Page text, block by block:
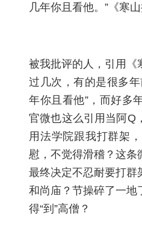
几年你且看他。”《寒
被我批评的人，引用《
过几次，有的是很多
年你且看他”，而好多
官微也这么引用当阿Q
用法学院跟我打群架
慰，不觉得滑稽？这
最终决定不忍耐要打群
和尚庙？节操碎了一地
得“到”高僧？